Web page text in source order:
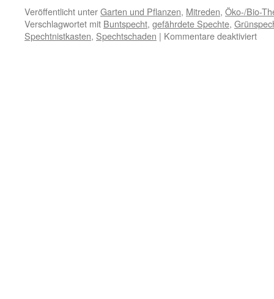
Veröffentlicht unterGarten und Pflanzen, Mitreden, Öko-/Bio-
Verschlagwortet mit Buntspecht, gefährdete Spechte,
Spechtnistkasten, Spechtschaden | Kommentare deaktiviert